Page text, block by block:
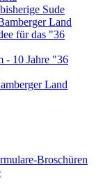
Sude
Land
für das "36
- 10 Jahre "36
Land
Broschüren